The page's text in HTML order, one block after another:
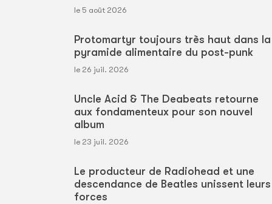
le 5 août 2026
Protomartyr toujours très haut dans la
pyramide alimentaire du post-punk
le 26 juil. 2026
Uncle Acid & The Deabeats retourne
aux fondamenteux pour son nouvel
album
le 23 juil. 2026
Le producteur de Radiohead et une
descendance de Beatles unissent leurs
forces